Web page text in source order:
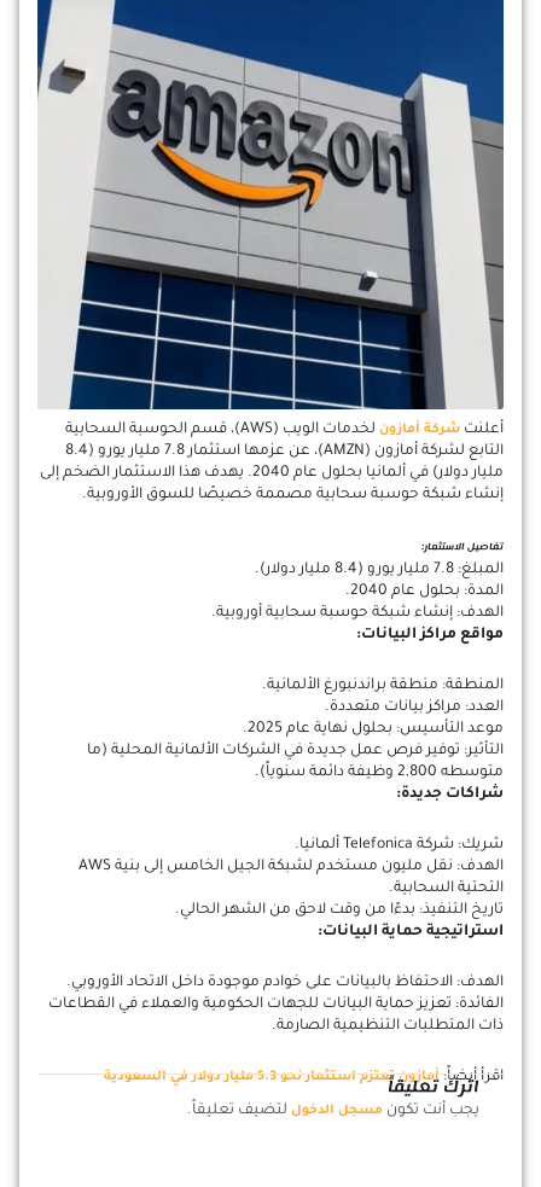
أعلنت شركة أمازون
لخدمات الويب (AWS)، قسم الحوسبة السحابية
التابع لشركة أمازون (AMZN)، عن عزمها استثمار 7.8 مليار يورو (8.4
مليار دولار) في ألمانيا بحلول عام 2040. يهدف هذا الاستثمار الضخم إلى
إنشاء شبكة حوسبة سحابية مصممة خصيصًا للسوق الأوروبية.
تفاصيل الاستثمار:
المبلغ: 7.8 مليار يورو (8.4 مليار دولار).
المدة: بحلول عام 2040.
الهدف: إنشاء شبكة حوسبة سحابية أوروبية.
مواقع مراكز البيانات:
المنطقة: منطقة براندنبورغ الألمانية.
العدد: مراكز بيانات متعددة.
موعد التأسيس: بحلول نهاية عام 2025.
التأثير: توفير فرص عمل جديدة في الشركات الألمانية المحلية (ما
متوسطه 2,800 وظيفة دائمة سنوياً).
شراكات جديدة:
شريك: شركة Telefonica ألمانيا.
الهدف: نقل مليون مستخدم لشبكة الجيل الخامس إلى بنية AWS
التحتية السحابية.
تاريخ التنفيذ: بدءًا من وقت لاحق من الشهر الحالي.
استراتيجية حماية البيانات:
الهدف: الاحتفاظ بالبيانات على خوادم موجودة داخل الاتحاد الأوروبي.
الفائدة: تعزيز حماية البيانات للجهات الحكومية والعملاء في القطاعات
ذات المتطلبات التنظيمية الصارمة.
اقرأ أيضاً:أمازون تعتزم استثمار نحو 5.3 مليار دولار في السعودية
اترك تعليقاً
يجب أنت تكون مسجل الدخول لتضيف تعليقاً.